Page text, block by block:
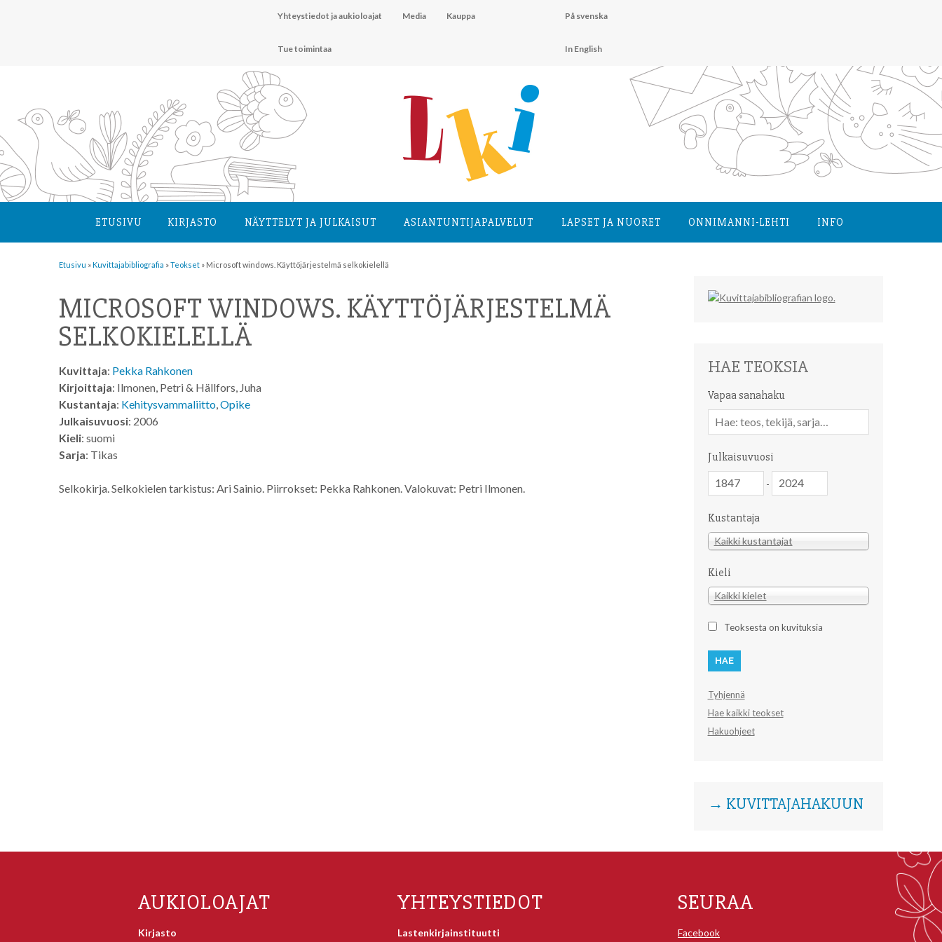
Yhteystiedot ja aukioloajat Media Kauppa
Tue toimintaa
På svenska
In English
ETUSIVU KIRJASTO NÄYTTELYT JA JULKAISUT ASIANTUNTIJA­PALVELUT LAPSET JA NUORET ONNIMANNI-LEHTI INFO
Etusivu »Kuvittaja­bibliografia »Teokset » Microsoft windows. Käyttöjärjestelmä selkokielellä
MICROSOFT WINDOWS. KÄYTTÖJÄRJESTELMÄ
SELKOKIELELLÄ
Kuvittaja: Pekka Rahkonen
Kirjoittaja: Ilmonen, Petri & Hällfors, Juha
Kustantaja: Kehitysvammaliitto,Opike
Julkaisuvuosi: 2006
Kieli: suomi
Sarja: Tikas
Selkokirja. Selkokielen tarkistus: Ari Sainio. Piirrokset: Pekka Rahkonen. Valokuvat: Petri Ilmonen.
HAE TEOKSIA
Vapaa sanahaku
sanahaku
Julkaisuvuosi
-
Kustantaja
Kustantaja
Kaikki kustantajat
Kieli
Kieli
Kaikki kielet
Teoksesta on kuvituksia
Tyhjennä
Hae kaikki teokset
Hakuohjeet
→ KUVITTAJAHAKUUN
AUKIOLOAJAT
Kirjasto
YHTEYSTIEDOT
Lastenkirjainstituutti
SEURAA
Facebook